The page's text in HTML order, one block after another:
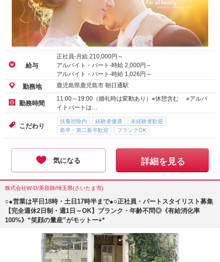
給与
正社員-月給 210,000円～
アルバイト・パート-時給 2,000円～
アルバイト・パート-時給 1,026 円～
勤務地 鹿児島県鹿児島市 朝日通駅
勤務時間
11:00～19:00（婚礼時は変動あり）※休憩含む ※アルバ
イトパートは…
こだわり
扶養控除内 経験者優遇
未経験者歓迎
新卒・第二新卒歓迎
ブランクOK
気になる 詳細を見る
株式会社W-D/美容師/埼玉県(さいたま市)
○●営業は平日18時・土日17時半まで●○正社員・パートスタイリスト募集
【完全週休2日制・週1日～OK】ブランク・年齢不問◎《有給消化率
100%》“笑顔の量産”がモットー+*